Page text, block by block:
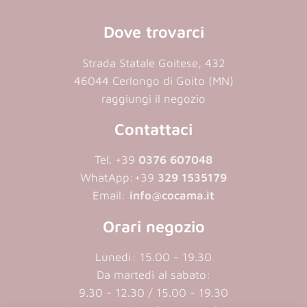
Dove trovarci
Strada Statale Goitese, 432
46044 Cerlongo di Goito (MN)
raggiungi il negozio
Contattaci
Tel. +39 0376 607048
WhatApp: +39 329 1535179
Email: info@cocama.it
Orari negozio
Lunedì: 15.00 - 19.30
Da martedì al sabato:
9.30 - 12.30 / 15.00 - 19.30